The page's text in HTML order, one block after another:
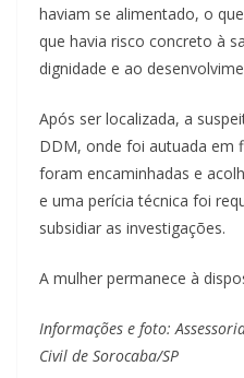
haviam se alimentado, o
que havia risco concreto à
dignidade e ao
Após ser localizada, a
DDM, onde foi autuada em
foram encaminhadas e
e uma perícia técnica foi
subsidiar as investigações.
A mulher permanece à
Informações e foto:
Civil de Sorocaba/SP